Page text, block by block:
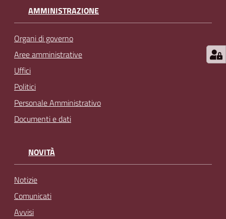
AMMINISTRAZIONE
Organi di governo
Aree amministrative
Uffici
Politici
Personale Amministrativo
Documenti e dati
NOVITÀ
Notizie
Comunicati
Avvisi